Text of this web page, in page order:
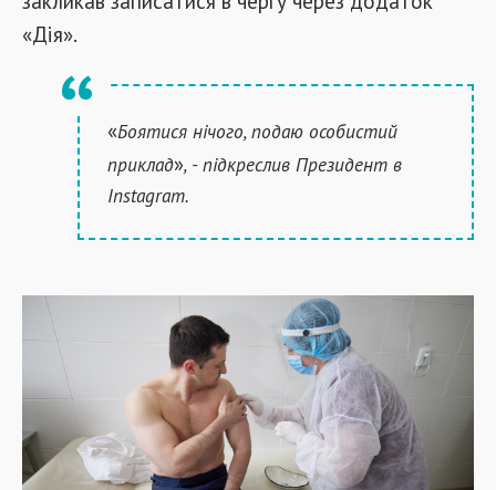
«Дія».
«Боятися нічого, подаю особистий
приклад», - підкреслив Президент в
Instagram.